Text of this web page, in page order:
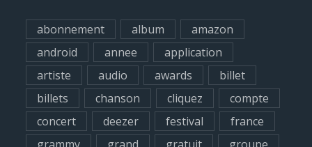
h
f
o
abonnement album
amazon
android
annee
application
artiste
audio awards
billet
billets
chanson cliquez
compte
concert
deezer festival
france